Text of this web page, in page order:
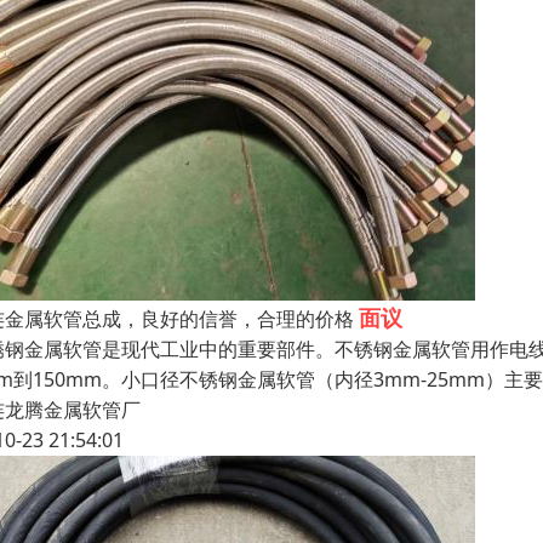
属软管总成，良好的信誉，合理的价格 面议
金属软管是现代工业中的重要部件。不锈钢金属软管用作
到150mm。小口径不锈钢金属软管（内径3mm-25mm）主
腾金属软管厂
23 21:54:01